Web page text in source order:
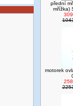
přední
mřížka)
motorek